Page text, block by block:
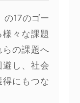
の17のゴー
々な課題
らの課題へ
し、社会
にもつな